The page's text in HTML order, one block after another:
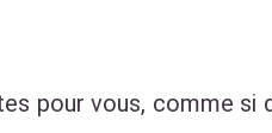
pour vous, comme si